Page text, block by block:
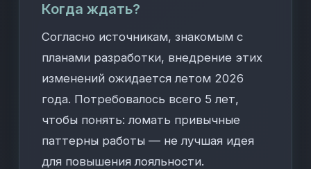
Когда ждать?
Согласно источникам, знакомым с
планами разработки, внедрение этих
изменений ожидается летом 2026
года. Потребовалось всего 5 лет,
чтобы понять: ломать привычные
паттерны работы — не лучшая идея
для повышения лояльности.